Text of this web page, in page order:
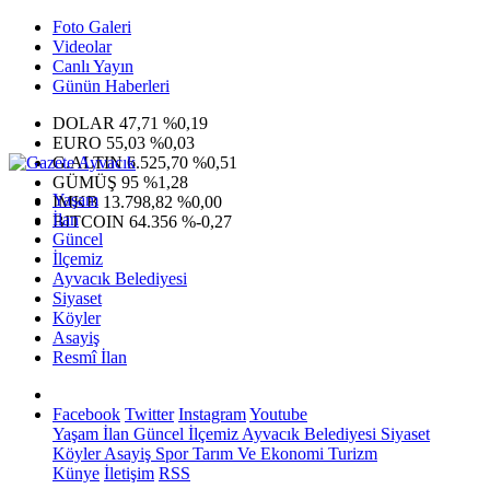
Foto Galeri
Videolar
Canlı Yayın
Günün Haberleri
DOLAR 47,71 %0,19
EURO 55,03 %0,03
G.ALTIN6.525,70 %0,51
GÜMÜŞ 95 %1,28
IMKB 13.798,82 %0,00
BITCOIN 64.356 %-0,27
Yaşam
İlan
Güncel
İlçemiz
Ayvacık Belediyesi
Siyaset
Köyler
Asayiş
Resmî İlan
Facebook Twitter InstagramYoutube
Yaşam İlan Güncel İlçemiz Ayvacık Belediyesi Siyaset
KöylerAsayiş SporTarım Ve Ekonomi Turizm
Künye İletişim RSS